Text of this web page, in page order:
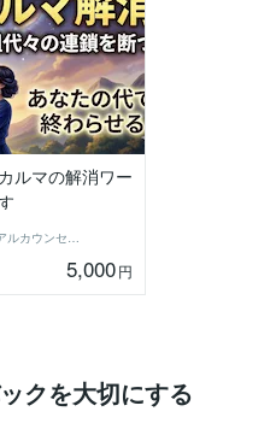
ルマの解消ワー
蒼炎スピリチュアルカウンセラー
5,000円
クを大切にする